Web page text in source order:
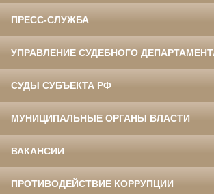
ПРЕСС-СЛУЖБА
УПРАВЛЕНИЕ СУДЕБНОГО
СУДЫ СУБЪЕКТА РФ
МУНИЦИПАЛЬНЫЕ ОРГАНЫ ВЛАСТИ
ВАКАНСИИ
ПРОТИВОДЕЙСТВИЕ КОРРУПЦИИ